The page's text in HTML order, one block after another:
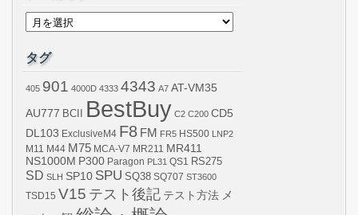
ア
イ
ブ
タグ
405 901 4000D 4333 4343 A7 AT-VM35
AU777 BCII BestBuy C2 C200 CD5
DL103 ExclusiveM4 F8 FM FR5 HS500 LNP2
M11
M44 M75 MCA-V7 MR211 MR411
NS1000M P300 Paragon PL31 QS1 RS275
SD SLH SP10 SPU SQ38 SQ707 ST3600
TSD15 V15 テスト後記 テスト方法 メ